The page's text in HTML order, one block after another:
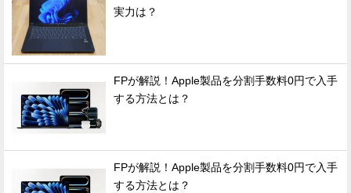
実力は？
FPが解説！Apple製品を分割手数料0円で入手
する方法とは？
FPが解説！Apple製品を分割手数料0円で入手
する方法とは？